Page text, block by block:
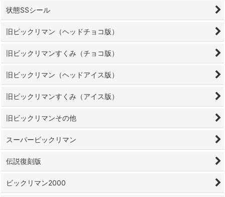
状態SSシール
旧ビックリマン（ヘッドチョコ版）
旧ビックリマンすくみ（チョコ版）
旧ビックリマン（ヘッドアイス版）
旧ビックリマンすくみ（アイス版）
旧ビックリマンその他
スーパービックリマン
伝説復刻版
ビックリマン2000